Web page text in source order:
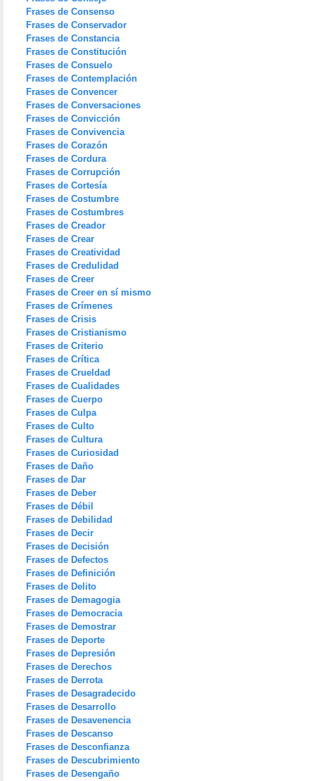
Frases de Consenso
Frases de Conservador
Frases de Constancia
Frases de Constitución
Frases de Consuelo
Frases de Contemplación
Frases de Convencer
Frases de Conversaciones
Frases de Convicción
Frases de Convivencia
Frases de Corazón
Frases de Cordura
Frases de Corrupción
Frases de Cortesía
Frases de Costumbre
Frases de Costumbres
Frases de Creador
Frases de Crear
Frases de Creatividad
Frases de Credulidad
Frases de Creer
Frases de Creer en sí mismo
Frases de Crímenes
Frases de Crisis
Frases de Cristianismo
Frases de Criterio
Frases de Crítica
Frases de Crueldad
Frases de Cualidades
Frases de Cuerpo
Frases de Culpa
Frases de Culto
Frases de Cultura
Frases de Curiosidad
Frases de Daño
Frases de Dar
Frases de Deber
Frases de Débil
Frases de Debilidad
Frases de Decir
Frases de Decisión
Frases de Defectos
Frases de Definición
Frases de Delito
Frases de Demagogia
Frases de Democracia
Frases de Demostrar
Frases de Deporte
Frases de Depresión
Frases de Derechos
Frases de Derrota
Frases de Desagradecido
Frases de Desarrollo
Frases de Desavenencia
Frases de Descanso
Frases de Desconfianza
Frases de Descubrimiento
Frases de Desengaño